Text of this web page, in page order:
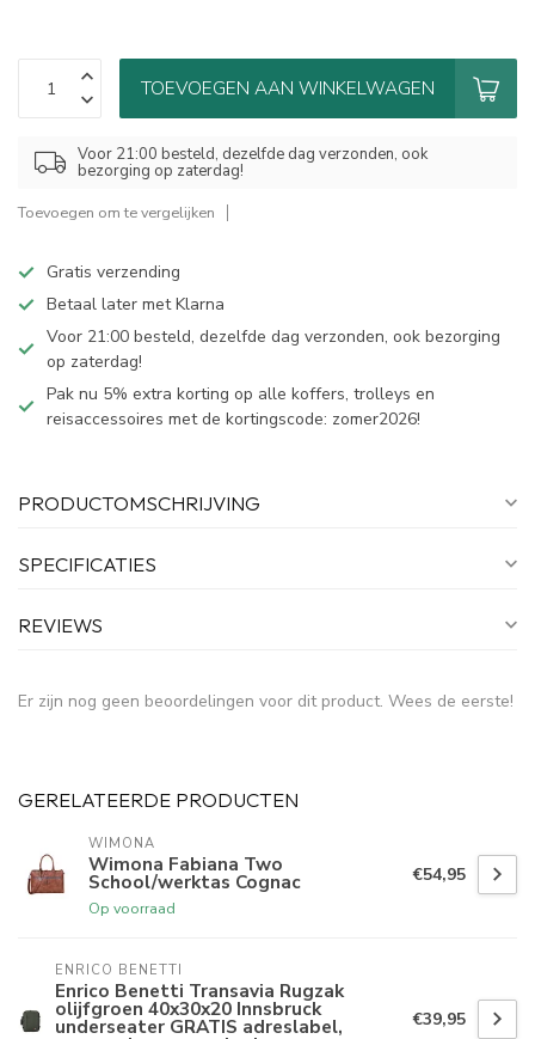
TOEVOEGEN AAN WINKELWAGEN
Voor 21:00 besteld, dezelfde dag verzonden, ook
bezorging op zaterdag!
Toevoegen om te vergelijken
Gratis verzending
Betaal later met Klarna
Voor 21:00 besteld, dezelfde dag verzonden, ook bezorging
op zaterdag!
Pak nu 5% extra korting op alle koffers, trolleys en
reisaccessoires met de kortingscode: zomer2026!
PRODUCTOMSCHRIJVING
SPECIFICATIES
REVIEWS
Er zijn nog geen beoordelingen voor dit product. Wees de eerste!
GERELATEERDE PRODUCTEN
WIMONA
Wimona Fabiana Two
School/werktas Cognac
Op voorraad
€54,95
ENRICO BENETTI
Enrico Benetti Transavia Rugzak
olijfgroen 40x30x20 Innsbruck
underseater GRATIS adreslabel, €39,95